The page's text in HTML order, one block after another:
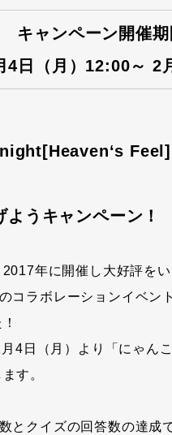
キャンペーン開催期
4日（月）12:00～ 2
Feel]
うキャンペーン！
2017年に開催し大好評を
コラボレーションイベン
4日（月）より「にゃん
す。
とクイズの回答数の達成